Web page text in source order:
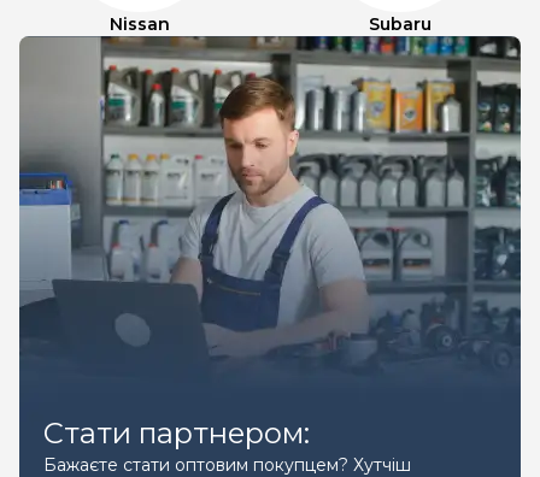
Nissan Subaru
Стати партнером:
Бажаєте стати оптовим покупцем? Хутчіш